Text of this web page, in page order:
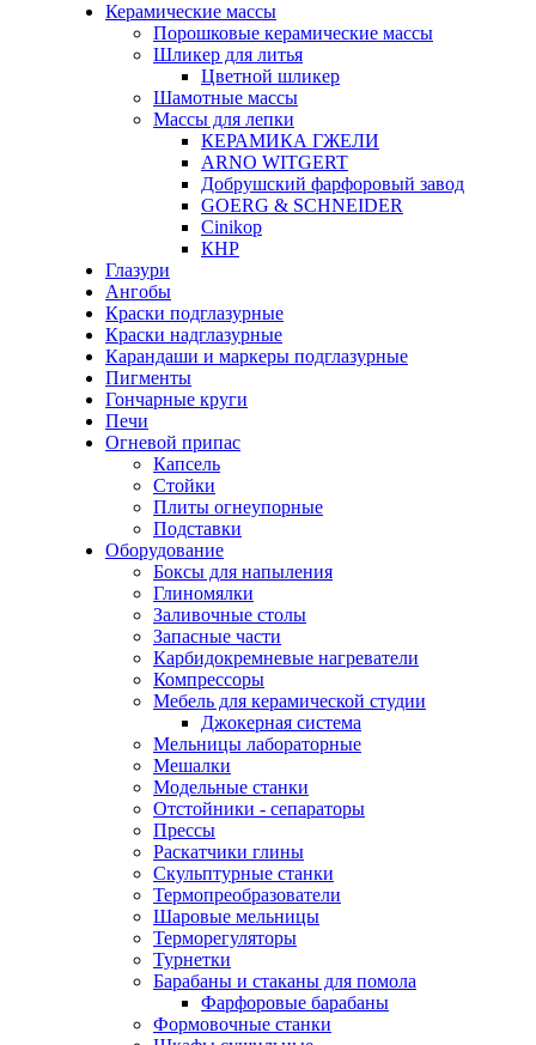
Керамические массы
Порошковые керамические массы
Шликер для литья
Цветной шликер
Шамотные массы
Массы для лепки
КЕРАМИКА ГЖЕЛИ
ARNO WITGERT
Добрушский фарфоровый завод
GOERG & SCHNEIDER
Cinikop
КНР
Глазури
Ангобы
Краски подглазурные
Краски надглазурные
Карандаши и маркеры подглазурные
Пигменты
Гончарные круги
Печи
Огневой припас
Капсель
Стойки
Плиты огнеупорные
Подставки
Оборудование
Боксы для напыления
Глиномялки
Заливочные столы
Запасные части
Карбидокремневые нагреватели
Компрессоры
Мебель для керамической студии
Джокерная система
Мельницы лабораторные
Мешалки
Модельные станки
Отстойники - сепараторы
Прессы
Раскатчики глины
Скульптурные станки
Термопреобразователи
Шаровые мельницы
Терморегуляторы
Турнетки
Барабаны и стаканы для помола
Фарфоровые барабаны
Формовочные станки